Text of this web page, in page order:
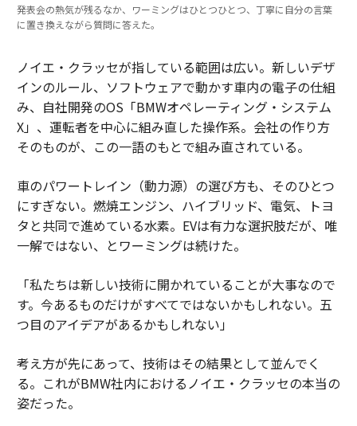
発表会の熱気が残るなか、ワーミングはひとつひとつ、丁寧に自分の言葉
に置き換えながら質問に答えた。
ノイエ・クラッセが指している範囲は広い。新しいデザ
インのルール、ソフトウェアで動かす車内の電子の仕組
み、自社開発のOS「BMWオペレーティング・システム
X」、運転者を中心に組み直した操作系。会社の作り方
そのものが、この一語のもとで組み直されている。
車のパワートレイン（動力源）の選び方も、そのひとつ
にすぎない。燃焼エンジン、ハイブリッド、電気、トヨ
タと共同で進めている水素。EVは有力な選択肢だが、唯
一解ではない、とワーミングは続けた。
「私たちは新しい技術に開かれていることが大事なので
す。今あるものだけがすべてではないかもしれない。五
つ目のアイデアがあるかもしれない」
考え方が先にあって、技術はその結果として並んでく
る。これがBMW社内におけるノイエ・クラッセの本当の
姿だった。